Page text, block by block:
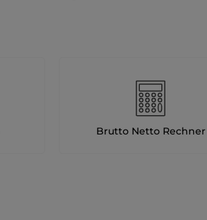
Brutto Netto Rechner